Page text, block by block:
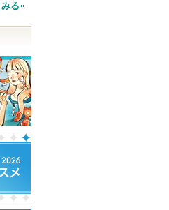
RMK リファイニング ポ
アレス スキン ベース
RMK
る